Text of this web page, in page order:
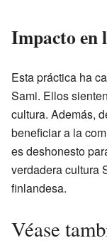
Impacto en
Esta práctica ha
Sami. Ellos
cultura. Además,
beneficiar a la
es deshonesto
verdadera cultura
finlandesa.
Véase